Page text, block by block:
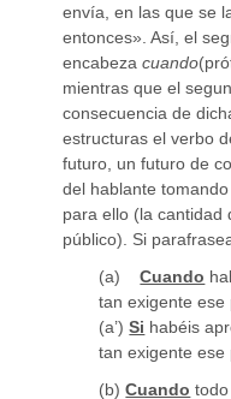
envía, en las que se
entonces». Así, el
encabezacuando
mientras que el
consecuencia de
estructuras el verbo
futuro, un futuro de
del hablante
para ello (la cantidad
público). Si
(a)Cuando
tan exigente ese
(a’)Si habéis
tan exigente ese
(b)Cuando